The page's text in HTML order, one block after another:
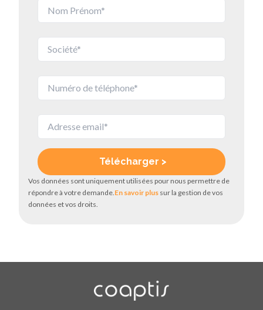
Vos données sont uniquement utilisées pour nous permettre de
répondre à votre demande.En savoir plus sur la gestion de vos
données et vos droits.